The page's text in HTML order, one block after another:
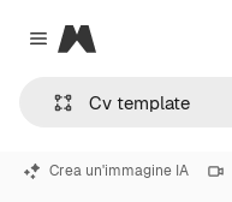
Close menu
Magnific
Crea un'immagine IA